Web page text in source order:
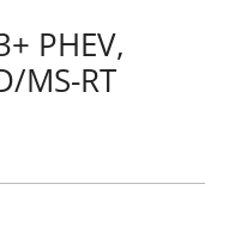
PHEV,
MS-RT